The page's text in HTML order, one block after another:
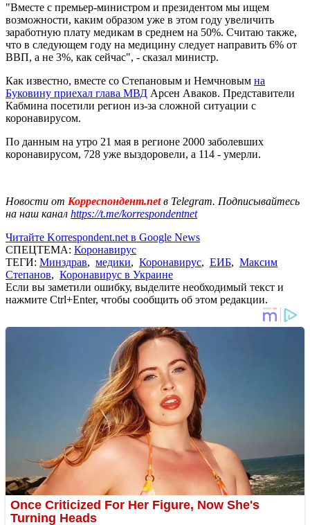
"Вместе с премьер-министром и президентом мы ищем
возможности, каким образом уже в этом году увеличить
заработную плату медикам в среднем на 50%. Считаю также,
что в следующем году на медицину следует направить 6% от
ВВП, а не 3%, как сейчас", - сказал министр.
Как известно, вместе со Степановым и Немчновым на
Буковину приехал глава МВД Арсен Аваков. Представители
Кабмина посетили регион из-за сложной ситуации с
коронавирусом.
По данным на утро 21 мая в регионе 2000 заболевших
коронавирусом, 728 уже выздоровели, а 114 - умерли.
Новости от Корреспондент.netв Telegram. Подписывайтесь
на наш канал https://t.me/korrespondentnet
Читайте Korrespondent.net в Google News
СПЕЦТЕМА: Коронавирус
ТЕГИ: Минздрав, медики, Коронавирус, ЕИБ, Максим
Степанов, Коронавирус в Украине
Если вы заметили ошибку, выделите необходимый текст и
нажмите Ctrl+Enter, чтобы сообщить об этом редакции.